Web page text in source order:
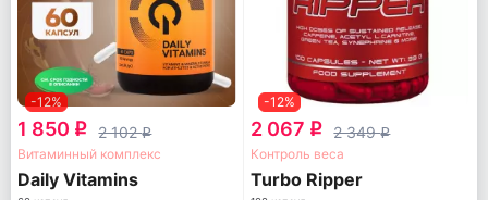
-12%
1 850 q 2 102q
Витаминный комплекс
Daily Vitamins
-12%
2 067 q 2 349q
Контроль веса
Turbo Ripper